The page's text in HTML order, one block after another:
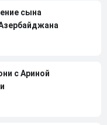
сына
с Ариной